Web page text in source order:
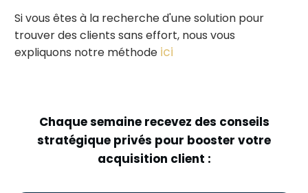
Si vous êtes à la recherche d'une solution pour
trouver des clients sans effort, nous vous
expliquons notre méthode ici
Chaque semaine recevez des conseils
stratégique privés pour booster votre
acquisition client :